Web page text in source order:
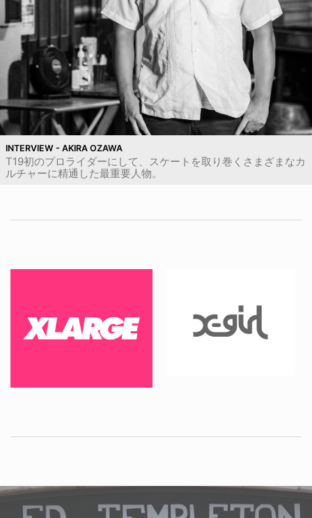
INTERVIEW - AKIRA OZAWA
T19初のプロライダーにして、スケートを取り巻くさまざまなカ
ルチャーに精通した最重要人物。